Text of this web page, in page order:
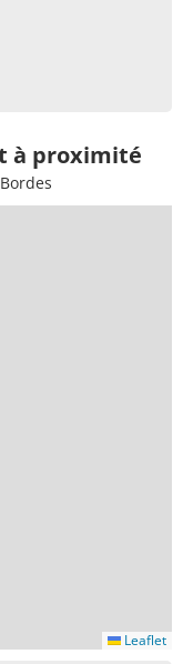
à proximité
Leaflet